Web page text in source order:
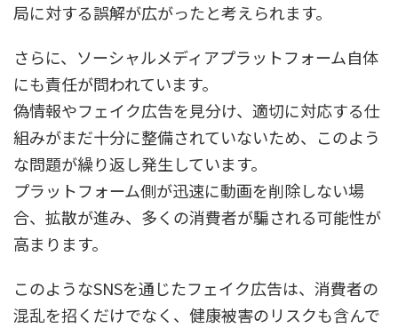
局に対する誤解が広がったと考えられます。
さらに、ソーシャルメディアプラットフォーム自体
にも責任が問われています。
偽情報やフェイク広告を見分け、適切に対応する仕
組みがまだ十分に整備されていないため、このよう
な問題が繰り返し発生しています。
プラットフォーム側が迅速に動画を削除しない場
合、拡散が進み、多くの消費者が騙される可能性が
高まります。
このようなSNSを通じたフェイク広告は、消費者の
混乱を招くだけでなく、健康被害のリスクも含んで